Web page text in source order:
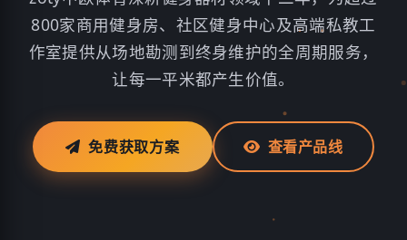
800家商用健身房、社区健身中心及高端私教工
作室提供从场地勘测到终身维护的全周期服务，
让每一平米都产生价值。
免费获取方案 查看产品线